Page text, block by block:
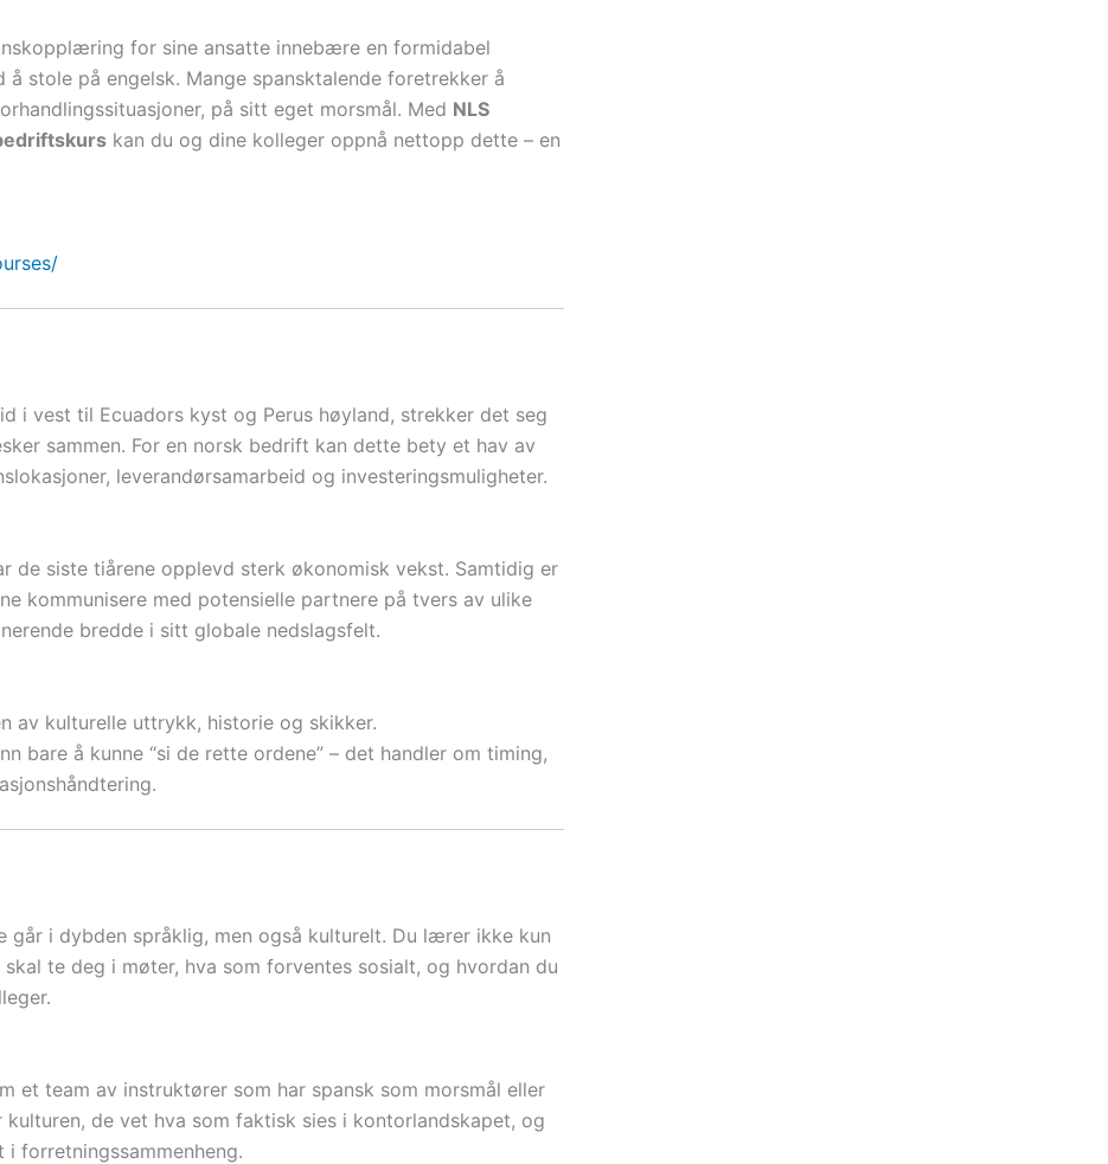
for sine ansatte innebære en formidabel
stole på engelsk. Mange spansktalende foretrekker å
på sitt eget morsmål. Med NLS
kan du og dine kolleger oppnå nettopp dette – en
i vest til Ecuadors kyst og Perus høyland, strekker det seg
sammen. For en norsk bedrift kan dette bety et hav av
leverandørsamarbeid og investeringsmuligheter.
de siste tiårene opplevd sterk økonomisk vekst. Samtidig er
kommunisere med potensielle partnere på tvers av ulike
bredde i sitt globale nedslagsfelt.
av kulturelle uttrykk, historie og skikker.
bare å kunne “si de rette ordene” – det handler om timing,
går i dybden språklig, men også kulturelt. Du lærer ikke kun
te deg i møter, hva som forventes sosialt, og hvordan du
et team av instruktører som har spansk som morsmål eller
de vet hva som faktisk sies i kontorlandskapet, og
forretningssammenheng.